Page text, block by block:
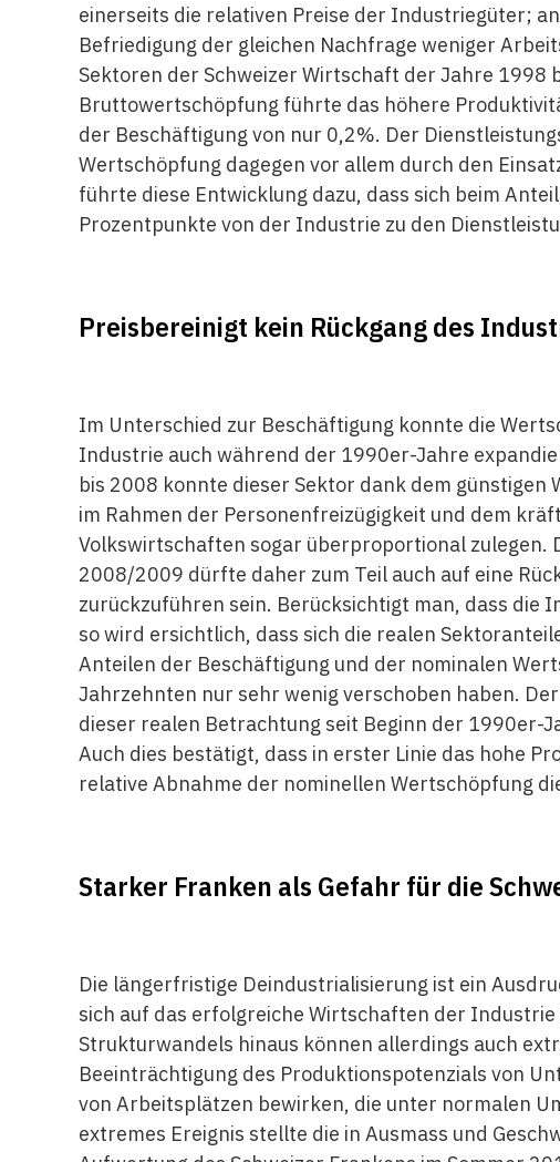
einerseits die relativen Preise der Industriegüter;
Befriedigung der gleichen Nachfrage weniger
Sektoren der Schweizer Wirtschaft der Jahre 1998
Bruttowertschöpfung führte das höhere
der Beschäftigung von nur 0,2%. Der
Wertschöpfung dagegen vor allem durch den
führte diese Entwicklung dazu, dass sich beim
Prozentpunkte von der Industrie zu den
Preisbereinigt kein Rückgang des
Im Unterschied zur Beschäftigung konnte die
Industrie auch während der 1990er-Jahre
bis 2008 konnte dieser Sektor dank dem
im Rahmen der Personenfreizügigkeit und dem
Volkswirtschaften sogar überproportional zulegen.
2008/2009 dürfte daher zum Teil auch auf eine
zurückzuführen sein. Berücksichtigt man, dass die
so wird ersichtlich, dass sich die realen
Anteilen der Beschäftigung und der nominalen
Jahrzehnten nur sehr wenig verschoben haben.
dieser realen Betrachtung seit Beginn der 1990er-
Auch dies bestätigt, dass in erster Linie das hohe
relative Abnahme der nominellen Wertschöpfung
Starker Franken als Gefahr für die
Die längerfristige Deindustrialisierung ist ein
sich auf das erfolgreiche Wirtschaften der
Strukturwandels hinaus können allerdings auch
Beeinträchtigung des Produktionspotenzials von
von Arbeitsplätzen bewirken, die unter normalen
extremes Ereignis stellte die in Ausmass und